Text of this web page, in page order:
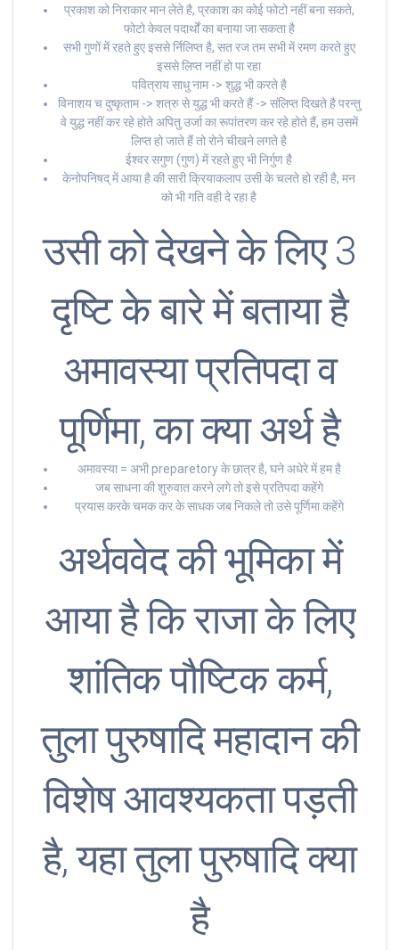
प्रकाश को निराकार मान लेते है, प्रकाश का कोई फोटो नहीं बना सकते,
फोटो केवल पदार्थों का बनाया जा सकता है
सभी गुणों में रहते हुए इससे र्निलिप्त है, सत रज तम सभी में रमण करते हुए
इससे लिप्त नहीं हो पा रहा
पवित्राय साधु नाम -> शुद्ध भी करते है
विनाशय च दुष्कृताम -> शत्रु से युद्ध भी करते हैं -> संलिप्त दिखते है परन्तु
वे युद्ध नहीं कर रहे होते अपितु उर्जा का रूपांतरण कर रहे होते हैं, हम उसमें
लिप्त हो जाते हैं तो रोने चीखने लगते है
ईश्वर सगुण (गुण) में रहते हुए भी निर्गुण है
केनोपनिषद् में आया है की सारी क्रियाकलाप उसी के चलते हो रही है, मन
को भी गति वही दे रहा है
उसी को देखने के लिए 3
दृष्टि के बारे में बताया है
अमावस्या प्रतिपदा व
पूर्णिमा, का क्या अर्थ है
अमावस्या = अभी preparetory के छात्र है, घने अधेरे में हम है
जब साधना की शुरुवात करने लगे तो इसे प्रतिपदा कहेंगे
प्रयास करके चमक कर के साधक जब निकले तो उसे पूर्णिमा कहेंगे
अर्थववेद की भूमिका में
आया है कि राजा के लिए
शांतिक पौष्टिक कर्म,
तुला पुरुषादि महादान की
विशेष आवश्यकता पड़ती
है, यहा तुला पुरुषादि क्या
है